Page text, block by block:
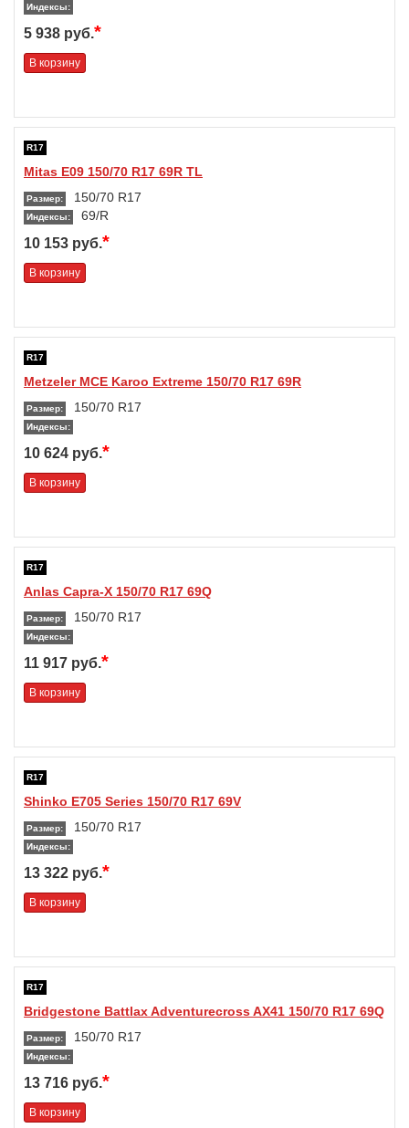
Индексы:
5 938 руб.*
В корзину
R17
Mitas E09 150/70 R17 69R TL
Размер: 150/70 R17
Индексы: 69/R
10 153 руб.*
В корзину
R17
Metzeler MCE Karoo Extreme 150/70 R17 69R
Размер: 150/70 R17
Индексы:
10 624 руб.*
В корзину
R17
Anlas Capra-X 150/70 R17 69Q
Размер: 150/70 R17
Индексы:
11 917 руб.*
В корзину
R17
Shinko E705 Series 150/70 R17 69V
Размер: 150/70 R17
Индексы:
13 322 руб.*
В корзину
R17
Bridgestone Battlax Adventurecross AX41 150/70 R17 69Q
Размер: 150/70 R17
Индексы:
13 716 руб.*
В корзину